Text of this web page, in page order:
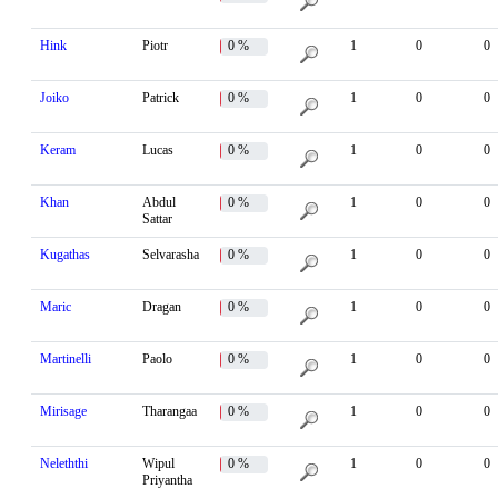
Hink Piotr 0 % 1 0 0
Joiko Patrick 0 % 1 0 0
Keram Lucas 0 % 1 0 0
Khan
Abdul
Sattar
0 % 1 0 0
Kugathas Selvarasha 0 % 1 0 0
Maric Dragan 0 % 1 0 0
Martinelli Paolo 0 % 1 0 0
Mirisage Tharangaa 0 % 1 0 0
Neleththi
Wipul
Priyantha
0 % 1 0 0